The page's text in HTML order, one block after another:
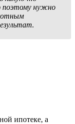
поэтому нужно
ипотеке, а